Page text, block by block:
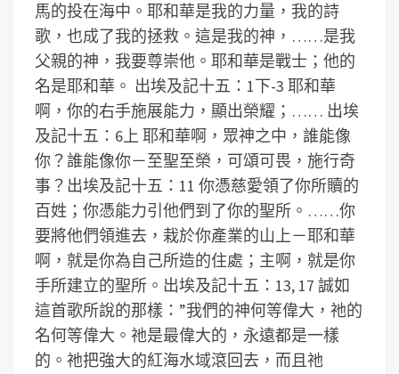
馬的投在海中。耶和華是我的力量，我的詩
歌，也成了我的拯救。這是我的神，……是我
父親的神，我要尊崇他。耶和華是戰士；他的
名是耶和華。 出埃及記十五：1下-3 耶和華
啊，你的右手施展能力，顯出榮耀；…… 出埃
及記十五：6上 耶和華啊，眾神之中，誰能像
你？誰能像你－至聖至榮，可頌可畏，施行奇
事？出埃及記十五：11 你憑慈愛領了你所贖的
百姓；你憑能力引他們到了你的聖所。……你
要將他們領進去，栽於你產業的山上－耶和華
啊，就是你為自己所造的住處；主啊，就是你
手所建立的聖所。出埃及記十五：13, 17 誠如
這首歌所說的那樣：”我們的神何等偉大，祂的
名何等偉大。祂是最偉大的，永遠都是一樣
的。祂把強大的紅海水域滾回去，而且祂